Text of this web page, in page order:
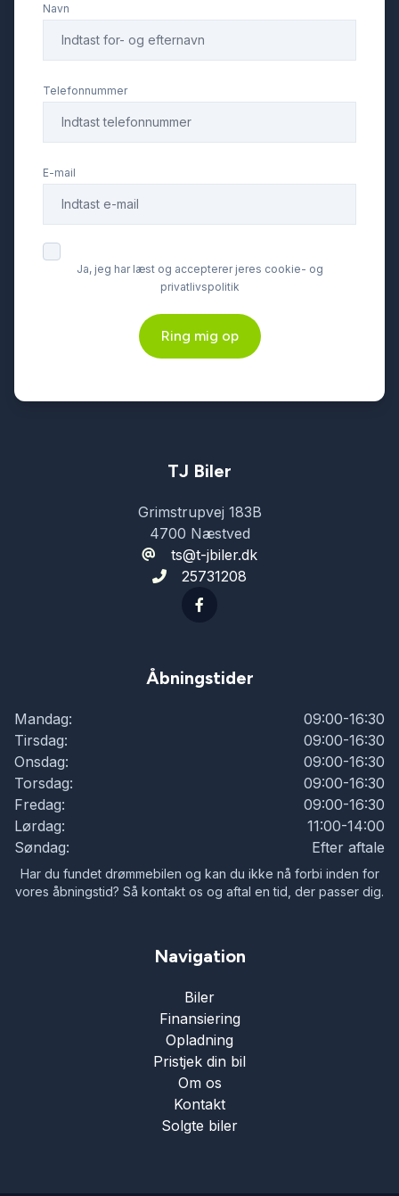
håndfri til mobil
kørecomputer
LED baglygter
LED kørelys
multifunktionsrat
mørk loftbeklædning
mørktonede ruder bag
sportssæder
sædevarme
udvendig temperaturmåler
Navn
Telefonnummer
E-mail
Ja, jeg har læst og accepterer jeres cookie- og
privatlivspolitik
Ring mig op
TJ Biler
Grimstrupvej 183B
4700 Næstved
ts@t-jbiler.dk
25731208
Åbningstider
Mandag:
09:00-16:30
Tirsdag:
09:00-16:30
Onsdag:
09:00-16:30
Torsdag:
09:00-16:30
Fredag:
09:00-16:30
Lørdag:
11:00-14:00
Søndag:
Efter aftale
Har du fundet drømmebilen og kan du ikke nå forbi inden for
vores åbningstid? Så kontakt os og aftal en tid, der passer dig.
Navigation
Biler
Finansiering
Opladning
Pristjek din bil
Om os
Kontakt
Solgte biler